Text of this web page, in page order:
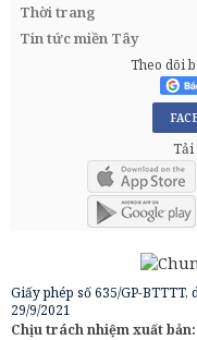
Thời trang
Tin tức miền Tây
Theo dõi
Tải
Giấy phép số 635/GP-
29/9/2021
Chịu trách nhiệm xuất bản: